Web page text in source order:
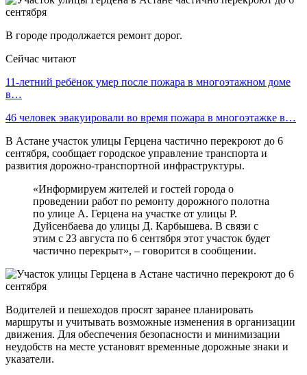
В городе продолжается ремонт дорог.
Сейчас читают
11-летний ребёнок умер после пожара в многоэтажном доме
в…
46 человек эвакуировали во время пожара в многоэтажке в…
В Астане участок улицы Герцена частично перекроют до 6
сентября, сообщает городское управление транспорта и
развития дорожно-транспортной инфраструктуры.
«Информируем жителей и гостей города о
проведении работ по ремонту дорожного полотна
по улице А. Герцена на участке от улицы Р.
Дуйсенбаева до улицы Д. Карбышева. В связи с
этим с 23 августа по 6 сентября этот участок будет
частично перекрыт», – говорится в сообщении.
Водителей и пешеходов просят заранее планировать
маршруты и учитывать возможные изменения в организации
движения. Для обеспечения безопасности и минимизации
неудобств на месте установят временные дорожные знаки и
указатели.